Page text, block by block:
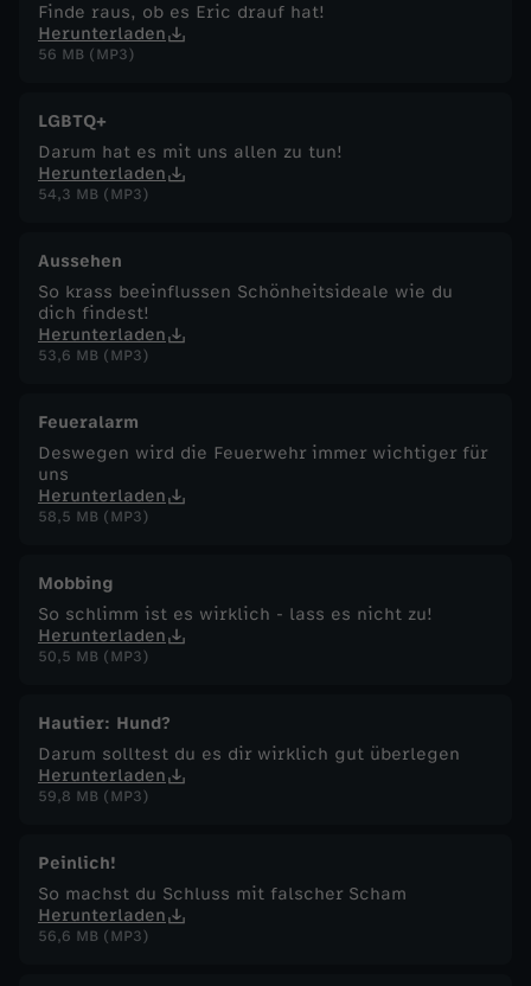
Finde raus, ob es Eric drauf hat!
Herunterladen
56 MB (MP3)
LGBTQ+
Darum hat es mit uns allen zu tun!
Herunterladen
54,3 MB (MP3)
Aussehen
So krass beeinflussen Schönheitsideale wie du
dich findest!
Herunterladen
53,6 MB (MP3)
Feueralarm
Deswegen wird die Feuerwehr immer wichtiger für
uns
Herunterladen
58,5 MB (MP3)
Mobbing
So schlimm ist es wirklich - lass es nicht zu!
Herunterladen
50,5 MB (MP3)
Hautier: Hund?
Darum solltest du es dir wirklich gut überlegen
Herunterladen
59,8 MB (MP3)
Peinlich!
So machst du Schluss mit falscher Scham
Herunterladen
56,6 MB (MP3)